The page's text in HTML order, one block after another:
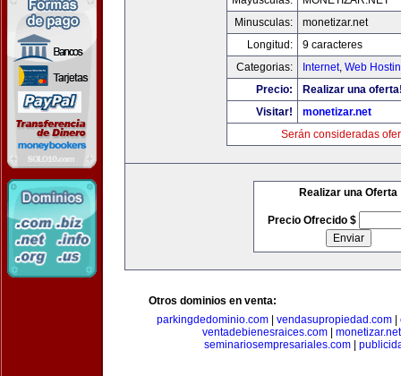
Minusculas:
monetizar.net
Longitud:
9 caracteres
Categorias:
Internet, Web
Precio:
Realizar una
Visitar!
monetizar.net
Serán consideradas
Realizar una Oferta
Precio Ofrecido $
Otros dominios en venta:
parkingdedominio.com| vendasupropiedad.com|
ventadebienesraices.com
monetizar.net
seminariosempresariales.com